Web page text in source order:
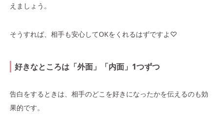
えましょう。
そうすれば、相手も安心してOKをくれるはずですよ♡
好きなところは「外面」「内面」1つずつ
告白をするときは、相手のどこを好きになったかを伝えるのも効
果的です。